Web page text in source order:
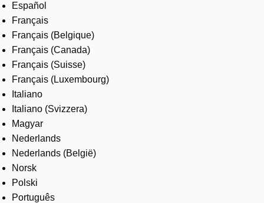
Español
Français
Français (Belgique)
Français (Canada)
Français (Suisse)
Français (Luxembourg)
Italiano
Italiano (Svizzera)
Magyar
Nederlands
Nederlands (België)
Norsk
Polski
Português